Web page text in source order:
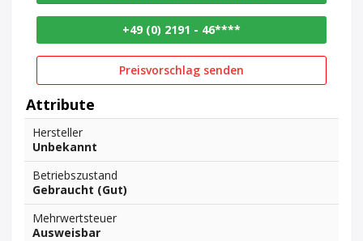
+49 (0) 2191 - 46****
Preisvorschlag senden
Attribute
Hersteller
Unbekannt
Betriebszustand
Gebraucht (Gut)
Mehrwertsteuer
Ausweisbar